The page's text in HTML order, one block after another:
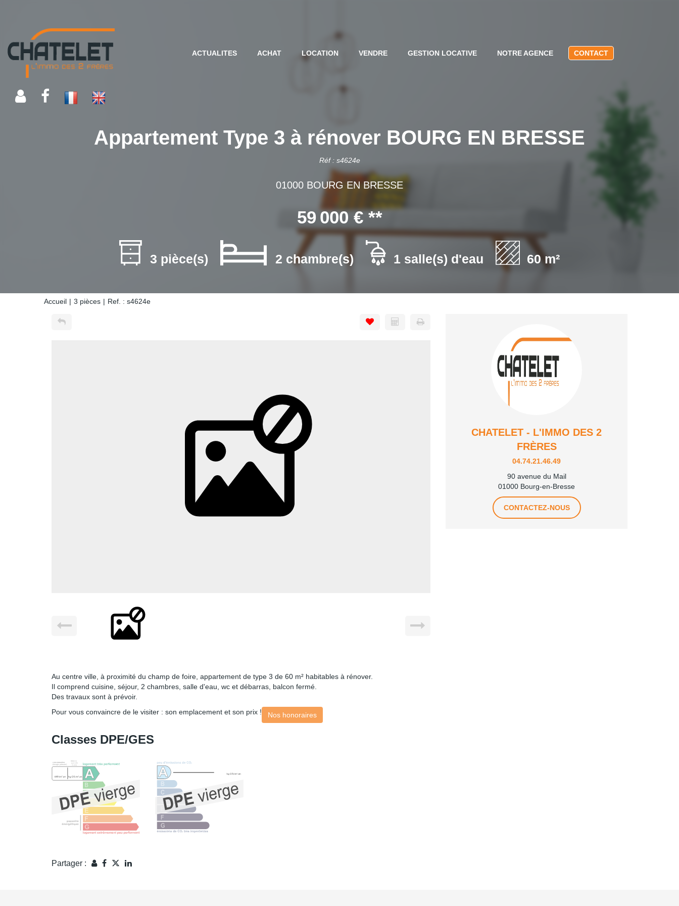
ACTUALITES ACHAT LOCATION VENDRE GESTION LOCATIVE NOTRE AGENCE CONTACT
Appartement Type 3 à rénover BOURG EN BRESSE
Réf : s4624e
01000 BOURG EN BRESSE
59 000 €**
3 pièce(s) 2 chambre(s) 1 salle(s) d'eau 60 m²
Accueil 3 pièces Ref. : s4624e
Au centre ville, à proximité du champ de foire, appartement de type 3 de 60 m² habitables à rénover.
Il comprend cuisine, séjour, 2 chambres, salle d'eau, wc et débarras, balcon fermé.
Des travaux sont à prévoir.
Pour vous convaincre de le visiter : son emplacement et son prix !
Nos honoraires
Classes DPE/GES
Partager :
CHATELET - L'IMMO DES 2
FRÈRES
04.74.21.46.49
90 avenue du Mail
01000 Bourg-en-Bresse
CONTACTEZ-NOUS